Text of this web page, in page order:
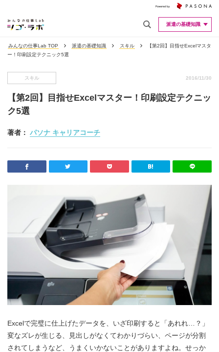
派遣の基礎知識
みんなの仕事Lab TOP 派遣の基礎知識 スキル
【第2回】目指せExcelマスタ
ー！印刷設定テクニック5選
スキル 2016/11/30
【第2回】目指せExcelマスター！印刷設定テクニッ
ク5選
著者： パソナ キャリアコーチ
Excelで完璧に仕上げたデータを、いざ印刷すると「あれれ…？」
変なズレが生じる、見出しがなくてわかりづらい、ページが分割
されてしまうなど、うまくいかないことがありますよね。せっか